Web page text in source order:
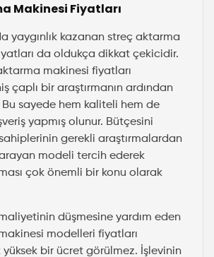
Makinesi Fiyatları
yaygınlık kazanan streç aktarma
da oldukça dikkat çekicidir.
makinesi fiyatları
çaplı bir araştırmanın ardından
sayede hem kaliteli hem de
yapmış olunur. Bütçesini
gerekli araştırmalardan
modeli tercih ederek
çok önemli bir konu olarak
düşmesine yardım eden
modelleri fiyatları
yüksek bir ücret görülmez. İşlevinin